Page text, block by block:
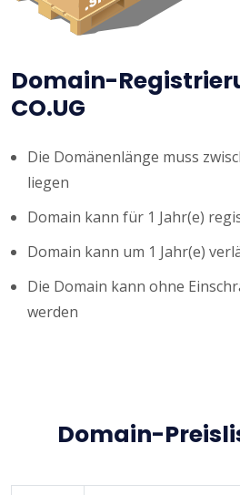
Domain-
CO.UG
Die Domänenlänge muss
liegen
Domain kann für 1 Jahr(e)
Domain kann um 1 Jahr(e)
Die Domain kann ohne
werden
Domain-